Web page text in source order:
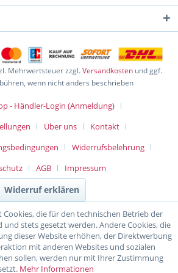
Mehrwertsteuer zzgl.Versandkosten und ggf.
wenn nicht anders beschrieben
- Händler-Login (Anmeldung)
Über uns
Kontakt
Widerrufsbelehrung
AGB Impressum
Widerruf erklären
Cookies, die für den technischen Betrieb der
stets gesetzt werden. Andere Cookies, die
dieser Website erhöhen, der Direktwerbung
mit anderen Websites und sozialen
sollen, werden nur mit Ihrer Zustimmung
Mehr Informationen